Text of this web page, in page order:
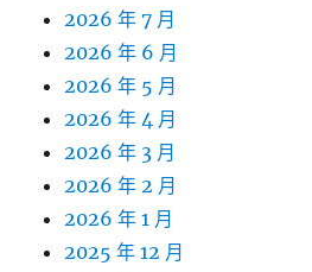
2026 年 7 月
2026 年 6 月
2026 年 5 月
2026 年 4 月
2026 年 3 月
2026 年 2 月
2026 年 1 月
2025 年 12 月